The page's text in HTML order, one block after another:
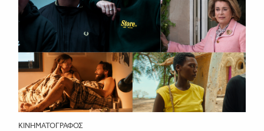
ΚΙΝΗΜΑΤΟΓΡΆΦΟΣ